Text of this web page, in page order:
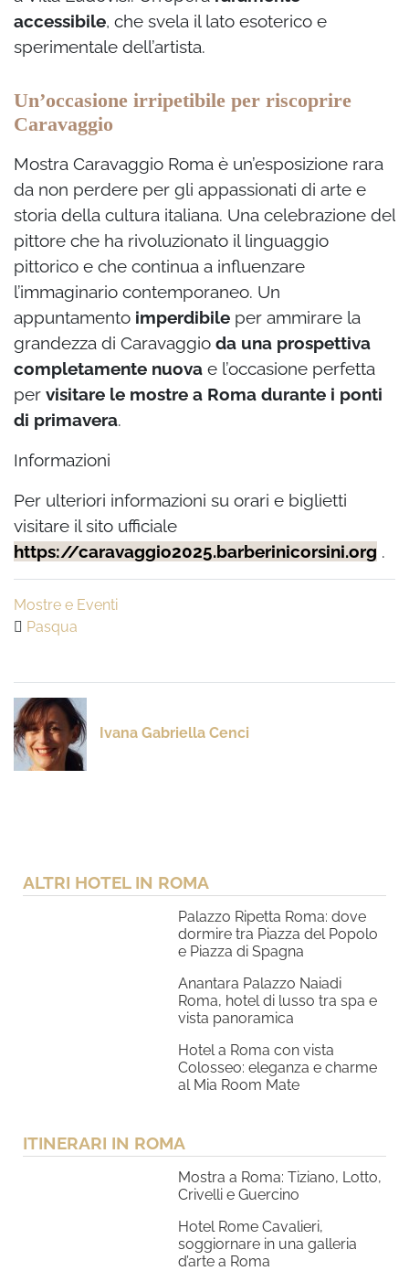
accessibile, che svela il lato esoterico e
sperimentale dell’artista.
Un’occasione irripetibile per riscoprire
Caravaggio
Mostra Caravaggio Roma è un’esposizione rara
da non perdere per gli appassionati di arte e
storia della cultura italiana. Una celebrazione del
pittore che ha rivoluzionato il linguaggio
pittorico e che continua a influenzare
l’immaginario contemporaneo. Un
appuntamento imperdibile per ammirare la
grandezza di Caravaggio da una prospettiva
completamente nuova e l’occasione perfetta
per visitare le mostre a Roma durante i ponti
di primavera.
Informazioni
Per ulteriori informazioni su orari e biglietti
visitare il sito ufficiale
https://caravaggio2025.barberinicorsini.org .
Mostre e Eventi
Pasqua
Ivana Gabriella Cenci
ALTRI HOTEL IN ROMA
Palazzo Ripetta Roma: dove
dormire tra Piazza del Popolo
e Piazza di Spagna
Anantara Palazzo Naiadi
Roma, hotel di lusso tra spa e
vista panoramica
Hotel a Roma con vista
Colosseo: eleganza e charme
al Mia Room Mate
ITINERARI IN ROMA
Mostra a Roma: Tiziano, Lotto,
Crivelli e Guercino
Hotel Rome Cavalieri,
soggiornare in una galleria
d’arte a Roma